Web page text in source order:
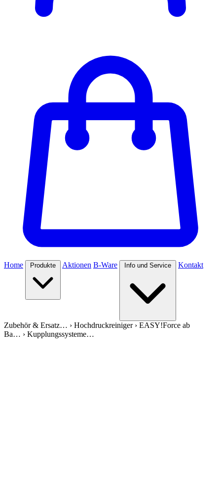
Home Produkte Aktionen B-Ware Info und Service Kontakt
Zubehör & Ersatz… › Hochdruckreiniger› EASY!Force ab
Ba… › Kupplungssysteme…